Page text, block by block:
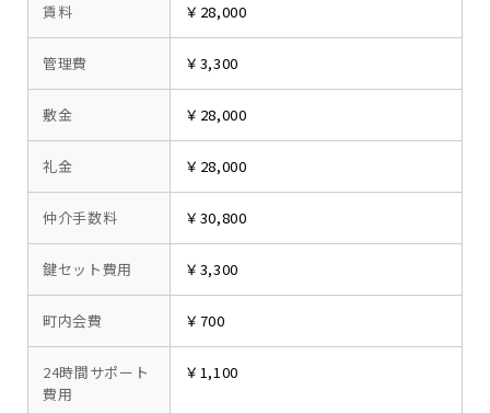
賃料 ￥28,000
管理費 ￥3,300
敷金 ￥28,000
礼金 ￥28,000
仲介手数料 ￥30,800
鍵セット費用 ￥3,300
町内会費 ￥700
24時間サポート
費用
￥1,100